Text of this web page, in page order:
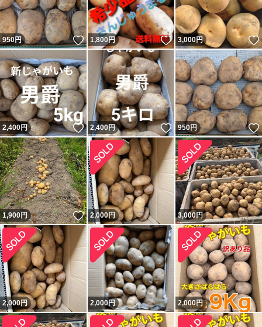
950円 いいね！
1,800 円 いいね！
3,000円
2,400円 いいね！
2,400円 いいね！
950円
1,900円 いいね！
2,000円 3,000円
2,000円 2,000円 2,000円